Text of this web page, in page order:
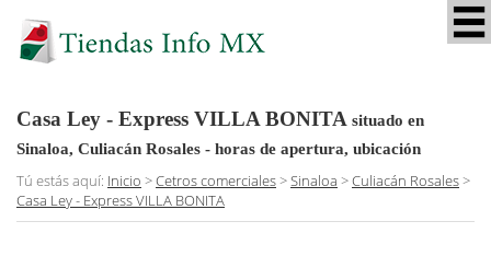
Casa Ley - Express VILLA BONITA situado en
Sinaloa, Culiacán Rosales - horas de apertura, ubicación
Tú estás aquí: Inicio >Cetros comerciales>Sinaloa >Culiacán Rosales>
Casa Ley - Express VILLA BONITA